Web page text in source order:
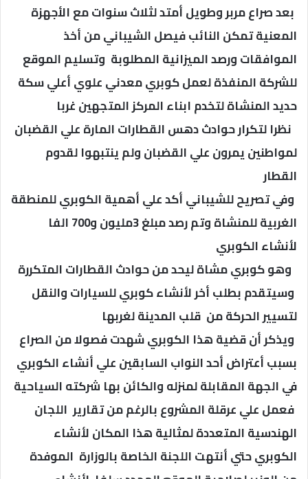
بعد صراع مربر وطويل أمتد لثلاث سنوات مع الأجهزة
المعنية تمكن النائب فيصل الشيباني من أخذ
الموافقات ورصد الميزانية المطلوبة وتسليم الموقع
للشركة المنفذة لعمل كوبري معدني علوي أعلي سكة
حديد المنشاة لتخدم ابناء المركز المتجهين غربا
نظرا لتكرار حوادث دهس القطارات المارة علي القضبان
لمواطنين يمرون علي القضبان ولم ينتبهوا لقدوم
القطار
وفي تصريح للشيباني أكد علي أهمية الكوبري للمنطقة
الغربية للمنشاة وتم رصد مبلغ 3مليون و700 الفا
لأنشاء الكوبري
وهو كوبري مشاة ليحد من حوادث القطارات المتكررة
وسيتقدم بطلب أخر لأنشاء كوبري للسيارات والنقل
لتسيير الحركة من قلب المدينة لغربها
ويذكر أن قضية هذا الكوبري شهدت فصولا من الصراع
بسبب أعتراض أحد النواب السابقين علي أنشاء الكوبري
في الجهة المقابلة لمنزله والكائن بها شركته السياحية
فعمل علي عرقلة المشروع بالرغم من تقارير اللجان
الهندسية المتعددة لمثالية هذا المكان لأنشاء
الكوبري حتي أنتهت اللجنة الخاصة بالوزارة الموفدة